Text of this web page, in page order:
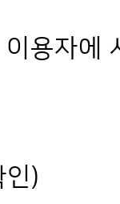
용자에
)